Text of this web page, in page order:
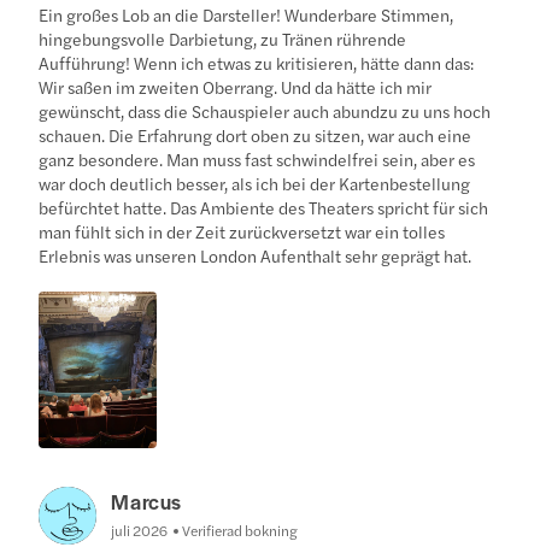
Ein großes Lob an die Darsteller! Wunderbare Stimmen,
hingebungsvolle Darbietung, zu Tränen rührende
Aufführung! Wenn ich etwas zu kritisieren, hätte dann das:
Wir saßen im zweiten Oberrang. Und da hätte ich mir
gewünscht, dass die Schauspieler auch abundzu zu uns hoch
schauen. Die Erfahrung dort oben zu sitzen, war auch eine
ganz besondere. Man muss fast schwindelfrei sein, aber es
war doch deutlich besser, als ich bei der Kartenbestellung
befürchtet hatte. Das Ambiente des Theaters spricht für sich
man fühlt sich in der Zeit zurückversetzt war ein tolles
Erlebnis was unseren London Aufenthalt sehr geprägt hat.
Marcus
juli 2026 Verifierad bokning